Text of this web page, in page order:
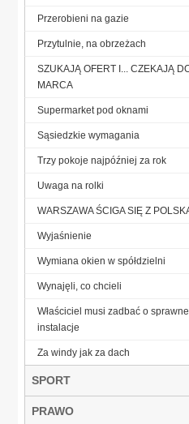
Przerobieni na gazie
Przytulnie, na obrzeżach
SZUKAJĄ OFERT I... CZEKAJĄ
MARCA
Supermarket pod oknami
Sąsiedzkie wymagania
Trzy pokoje najpóźniej za rok
Uwaga na rolki
WARSZAWA ŚCIGA SIĘ Z
Wyjaśnienie
Wymiana okien w spółdzielni
Wynajęli, co chcieli
Właściciel musi zadbać o sprawne
instalacje
Za windy jak za dach
SPORT
PRAWO